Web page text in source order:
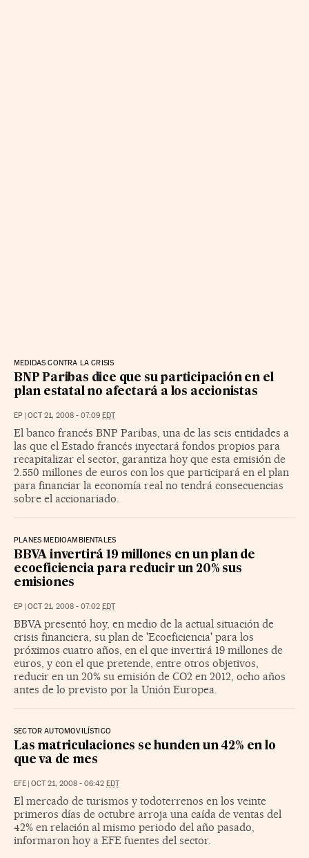
MEDIDAS CONTRA LA CRISIS
BNP Paribas dice que su participación en el
plan estatal no afectará a los accionistas
EP | OCT 21, 2008 - 07:09 EDT
El banco francés BNP Paribas, una de las seis entidades a
las que el Estado francés inyectará fondos propios para
recapitalizar el sector, garantiza hoy que esta emisión de
2.550 millones de euros con los que participará en el plan
para financiar la economía real no tendrá consecuencias
sobre el accionariado.
PLANES MEDIOAMBIENTALES
BBVA invertirá 19 millones en un plan de
ecoeficiencia para reducir un 20% sus
emisiones
EP | OCT 21, 2008 - 07:02 EDT
BBVA presentó hoy, en medio de la actual situación de
crisis financiera, su plan de 'Ecoeficiencia' para los
próximos cuatro años, en el que invertirá 19 millones de
euros, y con el que pretende, entre otros objetivos,
reducir en un 20% su emisión de CO2 en 2012, ocho años
antes de lo previsto por la Unión Europea.
SECTOR AUTOMOVILÍSTICO
Las matriculaciones se hunden un 42% en lo
que va de mes
EFE | OCT 21, 2008 - 06:42 EDT
El mercado de turismos y todoterrenos en los veinte
primeros días de octubre arroja una caída de ventas del
42% en relación al mismo periodo del año pasado,
informaron hoy a EFE fuentes del sector.